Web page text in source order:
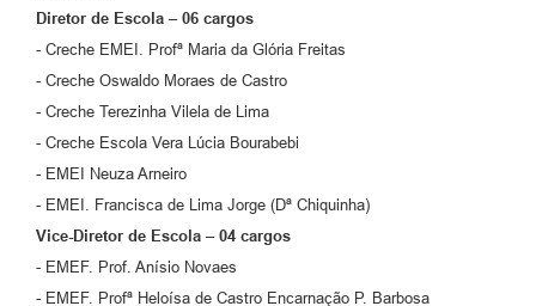
Contato
Diretor de Escola – 06 cargos
- Creche EMEI. Profª Maria da Glória Freitas
- Creche Oswaldo Moraes de Castro
- Creche Terezinha Vilela de Lima
- Creche Escola Vera Lúcia Bourabebi
- EMEI Neuza Arneiro
- EMEI. Francisca de Lima Jorge (Dª Chiquinha)
Vice-Diretor de Escola – 04 cargos
- EMEF. Prof. Anísio Novaes
- EMEF. Profª Heloísa de Castro Encarnação P. Barbosa